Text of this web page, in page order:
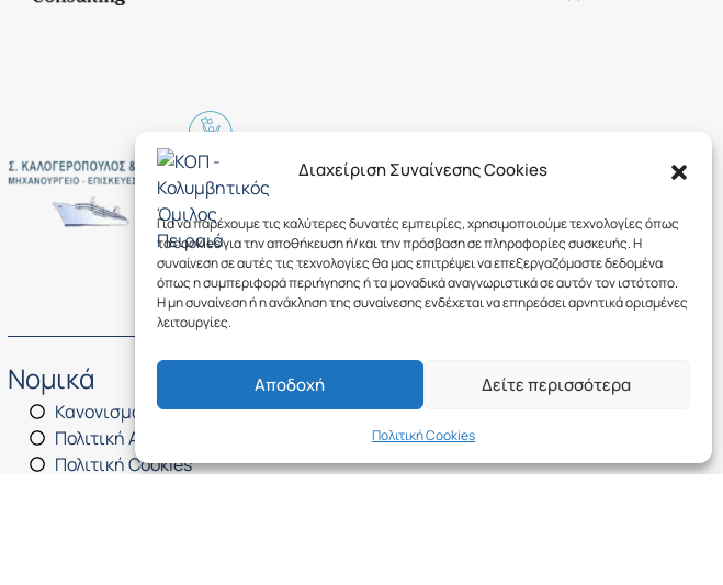
Διαχείριση Συναίνεσης Cookies
Για να παρέχουμε τις καλύτερες δυνατές εμπειρίες, χρησιμοποιούμε τεχνολογίες όπως
τα cookies για την αποθήκευση ή/και την πρόσβαση σε πληροφορίες συσκευής. Η
συναίνεση σε αυτές τις τεχνολογίες θα μας επιτρέψει να επεξεργαζόμαστε δεδομένα
όπως η συμπεριφορά περιήγησης ή τα μοναδικά αναγνωριστικά σε αυτόν τον ιστότοπο.
Η μη συναίνεση ή η ανάκληση της συναίνεσης ενδέχεται να επηρεάσει αρνητικά ορισμένες
λειτουργίες.
Αποδοχή Δείτε περισσότερα
Πολιτική Cookies
Νομικά
Κανονισμός
Πολιτική Απορρήτου
Πολιτική Cookies
Follow Us